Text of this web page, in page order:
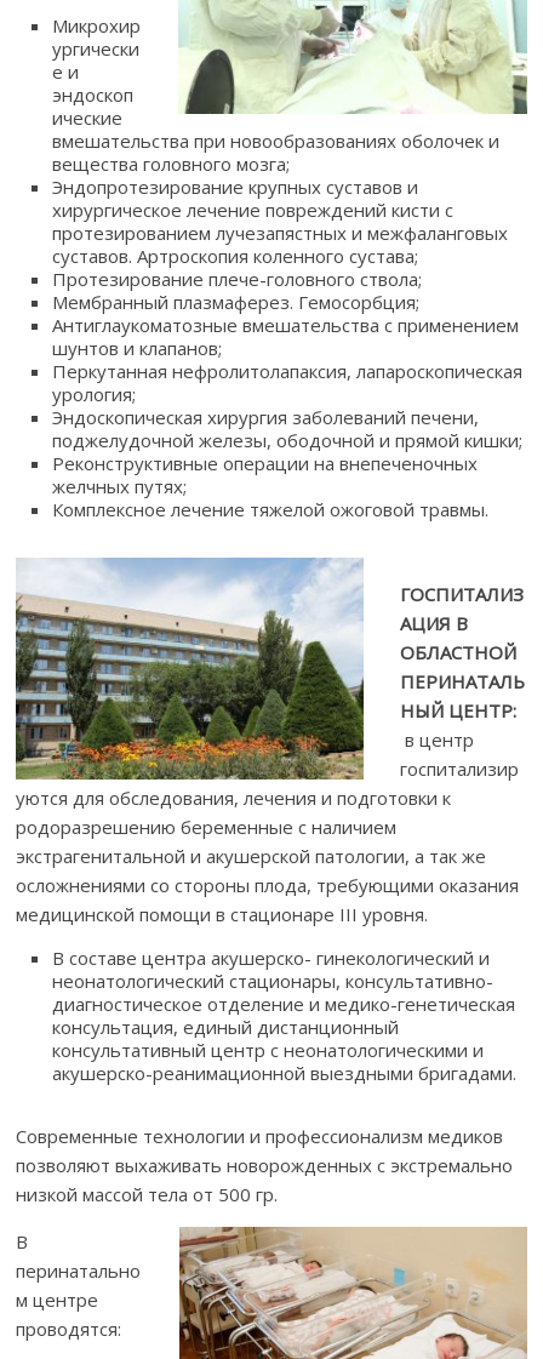
Микрохир
ургически
е и
эндоскоп
ические
вмешательства при новообразованиях оболочек и
вещества головного мозга;
Эндопротезирование крупных суставов и
хирургическое лечение повреждений кисти с
протезированием лучезапястных и межфаланговых
суставов. Артроскопия коленного сустава;
Протезирование плече-головного ствола;
Мембранный плазмаферез. Гемосорбция;
Антиглаукоматозные вмешательства с применением
шунтов и клапанов;
Перкутанная нефролитолапаксия, лапароскопическая
урология;
Эндоскопическая хирургия заболеваний печени,
поджелудочной железы, ободочной и прямой кишки;
Реконструктивные операции на внепеченочных
желчных путях;
Комплексное лечение тяжелой ожоговой травмы.
ГОСПИТАЛИЗ
АЦИЯ В
ОБЛАСТНОЙ
ПЕРИНАТАЛЬ
НЫЙ ЦЕНТР:
в центр
госпитализир
уются для обследования, лечения и подготовки к
родоразрешению беременные с наличием
экстрагенитальной и акушерской патологии, а так же
осложнениями со стороны плода, требующими оказания
медицинской помощи в стационаре III уровня.
В составе центра акушерско- гинекологический и
неонатологический стационары, консультативно-
диагностическое отделение и медико-генетическая
консультация, единый дистанционный
консультативный центр с неонатологическими и
акушерско-реанимационной выездными бригадами.
Современные технологии и профессионализм медиков
позволяют выхаживать новорожденных с экстремально
низкой массой тела от 500 гр.
В
перинатально
м центре
проводятся: